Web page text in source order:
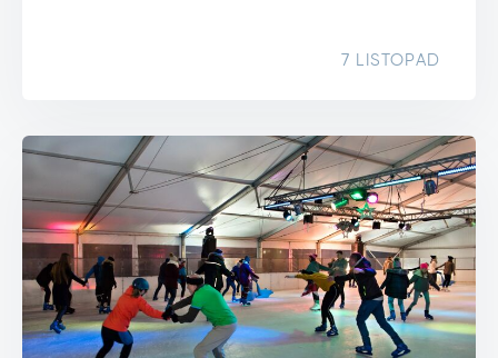
7 LISTOPAD